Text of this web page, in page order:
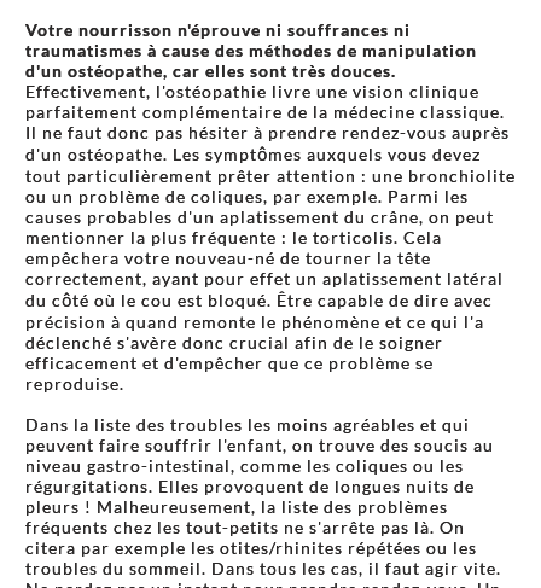
Votre nourrisson n'éprouve ni souffrances ni
traumatismes à cause des méthodes de manipulation
d'un ostéopathe, car elles sont très douces.
Effectivement, l'ostéopathie livre une vision clinique
parfaitement complémentaire de la médecine classique.
Il ne faut donc pas hésiter à prendre rendez-vous auprès
d'un ostéopathe. Les symptômes auxquels vous devez
tout particulièrement prêter attention : une bronchiolite
ou un problème de coliques, par exemple. Parmi les
causes probables d'un aplatissement du crâne, on peut
mentionner la plus fréquente : le torticolis. Cela
empêchera votre nouveau-né de tourner la tête
correctement, ayant pour effet un aplatissement latéral
du côté où le cou est bloqué. Être capable de dire avec
précision à quand remonte le phénomène et ce qui l'a
déclenché s'avère donc crucial afin de le soigner
efficacement et d'empêcher que ce problème se
reproduise.
Dans la liste des troubles les moins agréables et qui
peuvent faire souffrir l'enfant, on trouve des soucis au
niveau gastro-intestinal, comme les coliques ou les
régurgitations. Elles provoquent de longues nuits de
pleurs ! Malheureusement, la liste des problèmes
fréquents chez les tout-petits ne s'arrête pas là. On
citera par exemple les otites/rhinites répétées ou les
troubles du sommeil. Dans tous les cas, il faut agir vite.